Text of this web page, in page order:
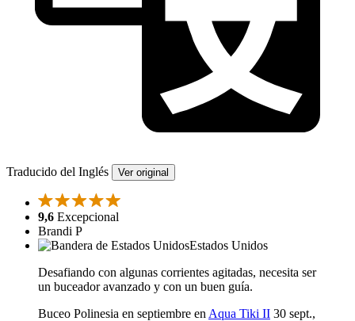
Traducido del Inglés Ver original
9,6 Excepcional
Brandi P
Estados Unidos
Desafiando con algunas corrientes agitadas, necesita ser
un buceador avanzado y con un buen guía.
Buceo Polinesia en septiembre en Aqua Tiki II 30 sept.,